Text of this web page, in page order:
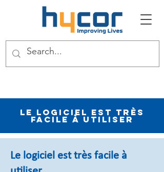
Le logiciel est très
facile à utiliser
Le logiciel est très facile à